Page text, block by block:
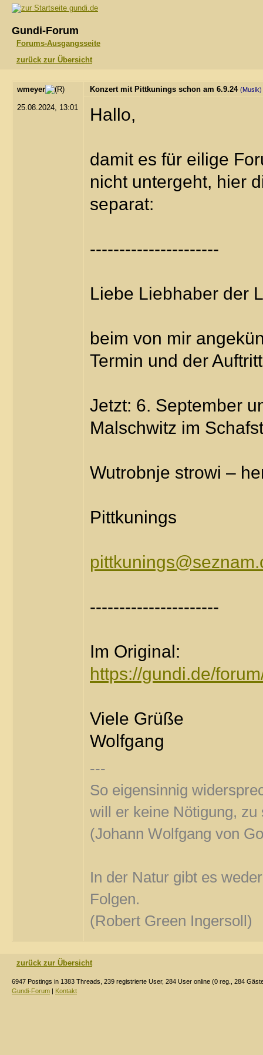
gundi.de
Gundi-Forum
Forums-Ausgangsseite
zurück zur Übersicht
wmeyer
25.08.2024, 13:01
Konzert mit Pittkunings schon am 6.9.24 (Musik)
Hallo,
damit es für eilige
nicht untergeht, hier
separat:
----------------------
Liebe Liebhaber der
beim von mir
Termin und der
Jetzt: 6. September
Malschwitz im
Wutrobnje strowi –
Pittkunings
----------------------
Im Original:
https://gundi.de/
Viele Grüße
Wolfgang
---
So eigensinnig
will er keine Nötigung,
(Johann Wolfgang von
In der Natur gibt es
Folgen.
(Robert Green Ingersoll)
zurück zur Übersicht
6947 Postings in 1383 Threads, 239 registrierte User, 284 User online (0 reg., 284
Gundi-Forum | Kontakt